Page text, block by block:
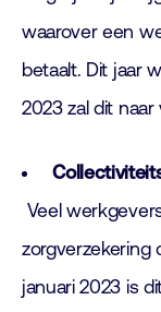
waarover een
betaalt. Dit jaar
2023 zal dit
Veel
zorgverzekering
januari 2023 is